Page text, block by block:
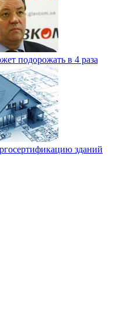
подорожать в 4 раза
зданий